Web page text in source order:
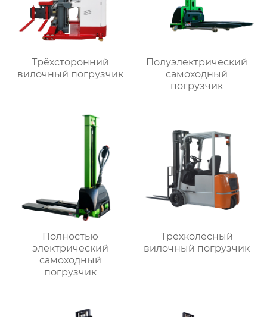
Трёхсторонний
вилочный погрузчик
Полуэлектрический
самоходный
погрузчик
Полностью
электрический
самоходный
погрузчик
Трёхколёсный
вилочный погрузчик